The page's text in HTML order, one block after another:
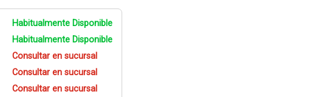
Habitualmente Disponible
Habitualmente Disponible
Consultar en sucursal
Consultar en sucursal
Consultar en sucursal